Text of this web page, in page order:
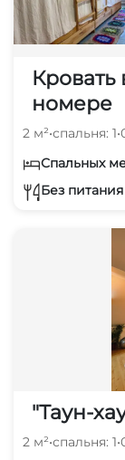
номере
2 м²•спальня: 1•
Спальных
Без питания
"Таун-
2 м²•спальня: 1•